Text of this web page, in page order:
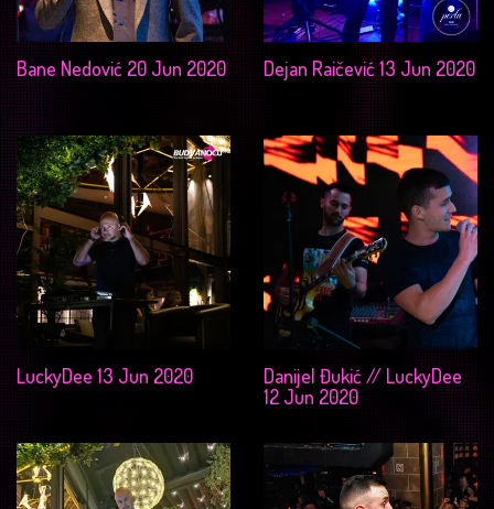
Bane Nedović 20 Jun 2020 Dejan Raičević 13 Jun 2020
LuckyDee 13 Jun 2020
Danijel Đukić // LuckyDee
12 Jun 2020